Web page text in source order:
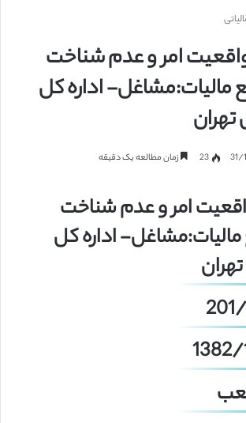
امر و عدم شناخت
اداره کل
23 زمان مطالعه یک دقیقه
امر و عدم شناخت
اداره کل